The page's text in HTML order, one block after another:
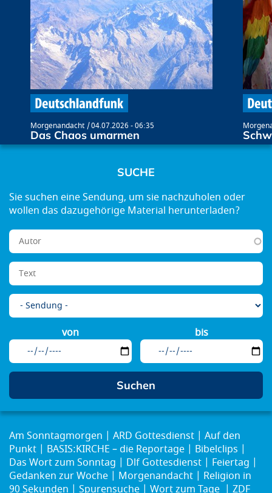
Morgenandacht 04.07.2026 - 06:35
Das Chaos umarmen
SUCHE
von bis
Am Sonntagmorgen ARD Gottesdienst
Auf den
Punkt
BASIS:KIRCHE – die Reportage
Bibelclips
Das Wort zum Sonntag
Dlf Gottesdienst
Feiertag
Gedanken zur Woche
Morgenandacht
Religion in
90 Sekunden
Spurensuche Wort zum Tage ZDF